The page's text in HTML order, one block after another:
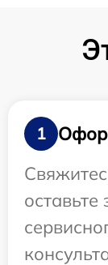
1
оставьте